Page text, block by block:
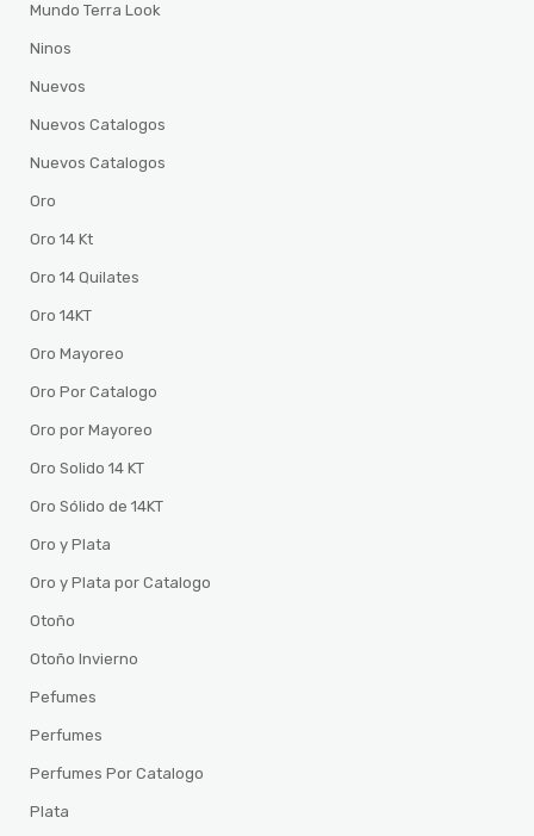
Mundo Terra Look
Ninos
Nuevos
Nuevos Catalogos
Nuevos Catalogos
Oro
Oro 14 Kt
Oro 14 Quilates
Oro 14KT
Oro Mayoreo
Oro Por Catalogo
Oro por Mayoreo
Oro Solido 14 KT
Oro Sólido de 14KT
Oro y Plata
Oro y Plata por Catalogo
Otoño
Otoño Invierno
Pefumes
Perfumes
Perfumes Por Catalogo
Plata